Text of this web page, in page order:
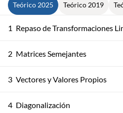
Teórico 2025 Teórico 2019
1 Repaso de Transformaciones
2 Matrices Semejantes
3 Vectores y Valores Propios
4 Diagonalización